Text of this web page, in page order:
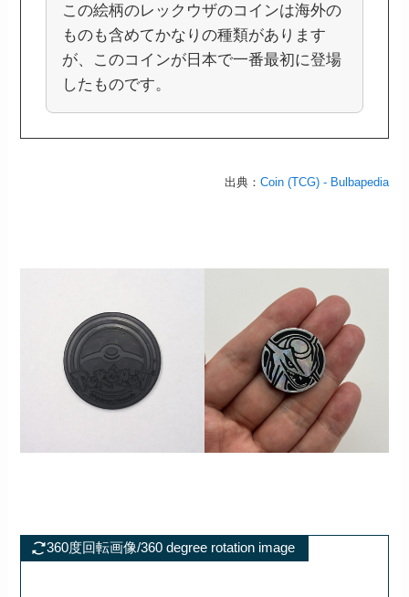
この絵柄のレックウザのコインは海外の
ものも含めてかなりの種類があります
が、このコインが日本で一番最初に登場
したものです。
出典： Coin (TCG) - Bulbapedia
360度回転画像/360 degree rotation image